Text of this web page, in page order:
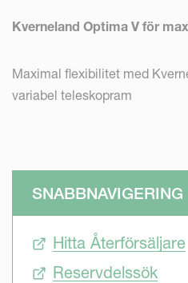
Kverneland Optima V för
Maximal flexibilitet med
variabel teleskopram
SNABBNAVIGERING
Hitta Återförsäljare
Reservdelssök